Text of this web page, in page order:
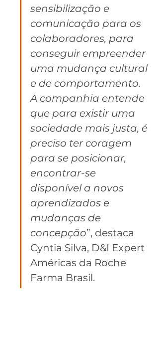
sensibilização e
comunicação para os
colaboradores, para
conseguir empreender
uma mudança cultural
e de comportamento.
A companhia entende
que para existir uma
sociedade mais justa, é
preciso ter coragem
para se posicionar,
encontrar-se
disponível a novos
aprendizados e
mudanças de
concepção”, destaca
Cyntia Silva, D&I Expert
Américas da Roche
Farma Brasil.